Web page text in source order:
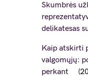
Skumbrės
delikatesas
Kaip atskirti
valgomųjų:
perkant